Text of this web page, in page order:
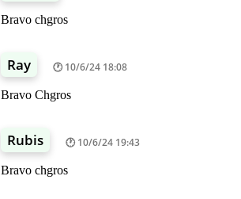
Bravo chgros
Ray 10/6/24 18:08
Bravo Chgros
Rubis 10/6/24 19:43
Bravo chgros